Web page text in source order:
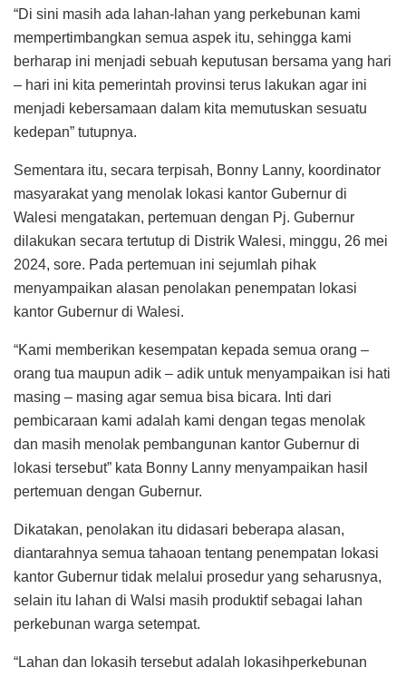
“Di sini masih ada lahan-lahan yang perkebunan kami
mempertimbangkan semua aspek itu, sehingga kami
berharap ini menjadi sebuah keputusan bersama yang hari
– hari ini kita pemerintah provinsi terus lakukan agar ini
menjadi kebersamaan dalam kita memutuskan sesuatu
kedepan” tutupnya.
Sementara itu, secara terpisah, Bonny Lanny, koordinator
masyarakat yang menolak lokasi kantor Gubernur di
Walesi mengatakan, pertemuan dengan Pj. Gubernur
dilakukan secara tertutup di Distrik Walesi, minggu, 26 mei
2024, sore. Pada pertemuan ini sejumlah pihak
menyampaikan alasan penolakan penempatan lokasi
kantor Gubernur di Walesi.
“Kami memberikan kesempatan kepada semua orang –
orang tua maupun adik – adik untuk menyampaikan isi hati
masing – masing agar semua bisa bicara. Inti dari
pembicaraan kami adalah kami dengan tegas menolak
dan masih menolak pembangunan kantor Gubernur di
lokasi tersebut” kata Bonny Lanny menyampaikan hasil
pertemuan dengan Gubernur.
Dikatakan, penolakan itu didasari beberapa alasan,
diantarahnya semua tahaoan tentang penempatan lokasi
kantor Gubernur tidak melalui prosedur yang seharusnya,
selain itu lahan di Walsi masih produktif sebagai lahan
perkebunan warga setempat.
“Lahan dan lokasih tersebut adalah lokasihperkebunan